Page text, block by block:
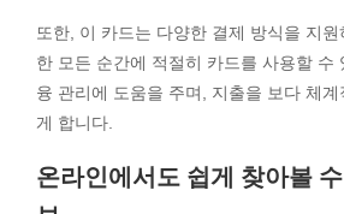
또한, 이 카드는 다양한 결제 방식을 지
한 모든 순간에 적절히 카드를 사용할 수
융 관리에 도움을 주며, 지출을 보다 체
게 합니다.
온라인에서도 쉽게 찾아볼